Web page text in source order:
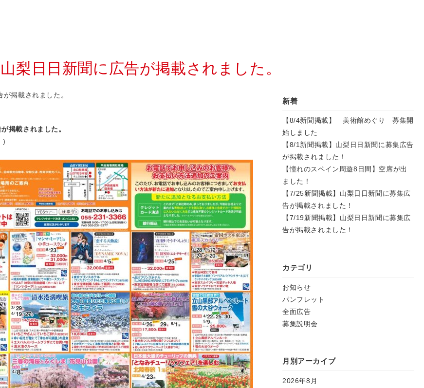
梨日日新聞に広告が掲載されました。
掲載されました。
掲載されました。
)
新着
【8/4新聞掲載】 美術館めぐり 募集開
始しました
【8/1新聞掲載】山梨日日新聞に募集広告
が掲載されました！
【憧れのスペイン周遊8日間】空席が出
ました！
【7/25新聞掲載】山梨日日新聞に募集広
告が掲載されました！
【7/19新聞掲載】山梨日日新聞に募集広
告が掲載されました！
カテゴリ
お知らせ
パンフレット
全面広告
募集説明会
月別アーカイブ
2026年8月